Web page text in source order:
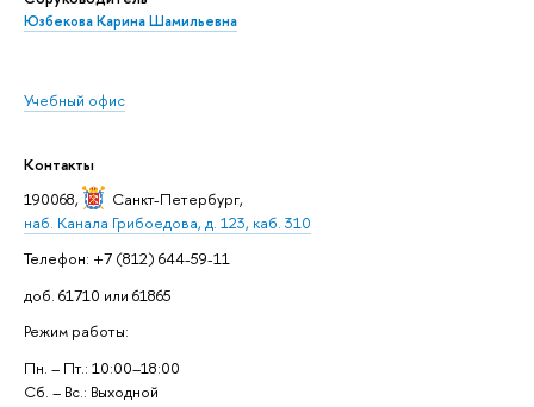
Юзбекова Карина Шамильевна
Учебный офис
Контакты
190068,
Санкт-Петербург,
наб. Канала Грибоедова, д. 123, каб. 310
Телефон: +7 (812) 644-59-11
доб. 61710 или 61865
Режим работы:
Пн. – Пт.: 10:00–18:00
Сб. – Вс.: Выходной